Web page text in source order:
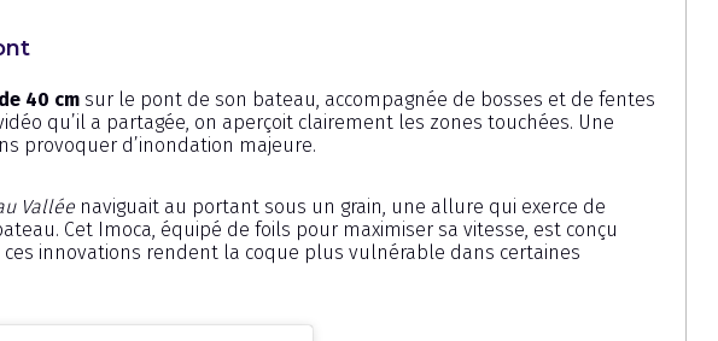
40 cm sur le pont de son bateau, accompagnée de bosses et de fentes
qu’il a partagée, on aperçoit clairement les zones touchées. Une
provoquer d’inondation majeure.
Vallée naviguait au portant sous un grain, une allure qui exerce de
Cet Imoca, équipé de foils pour maximiser sa vitesse, est conçu
innovations rendent la coque plus vulnérable dans certaines